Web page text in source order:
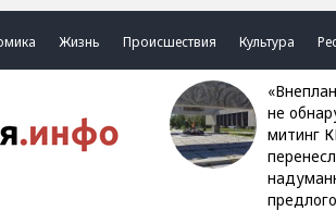
Жизнь Происшествия Культура
«Внеплановых работ»
не
митинг